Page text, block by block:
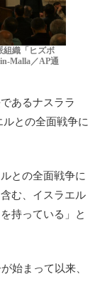
組織「ヒズボ
Malla／AP通
あるナスララ
ルとの全面戦争に
との全面戦争に
む、イスラエル
持っている」と
始まって以来、